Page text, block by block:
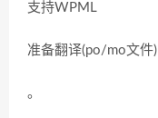
支持WPML
准备翻译(po/mo文件)
。